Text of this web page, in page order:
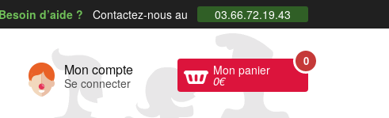
Besoin d’aide ? Contactez-nous au 03.66.72.19.43
Mon compte
Se connecter
Mon panier
0€
0